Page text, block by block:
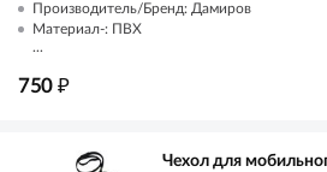
Производитель/Бренд: Дамиров
Материал-: ПВХ
...
750 ₽
Чехол для